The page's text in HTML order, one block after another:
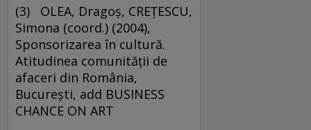
(3) OLEA, Dragoş, CREŢESCU,
Simona (coord.) (2004),
Sponsorizarea în cultură.
Atitudinea comunităţii de
afaceri din România,
Bucureşti, add BUSINESS
CHANCE ON ART